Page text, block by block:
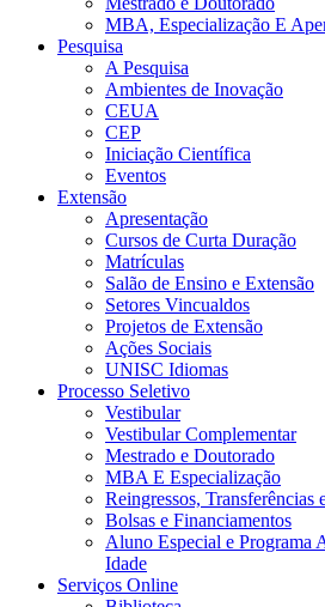
MBA, Especialização E
Pesquisa
A Pesquisa
Ambientes de Inovação
CEUA
CEP
Iniciação Científica
Eventos
Extensão
Apresentação
Cursos de Curta Duração
Matrículas
Salão de Ensino e Extensão
Setores Vincualdos
Projetos de Extensão
Ações Sociais
UNISC Idiomas
Processo Seletivo
Vestibular
Vestibular Complementar
Mestrado e Doutorado
MBA E Especialização
Reingressos, Transferências
Bolsas e Financiamentos
Aluno Especial e Programa
Idade
Serviços Online